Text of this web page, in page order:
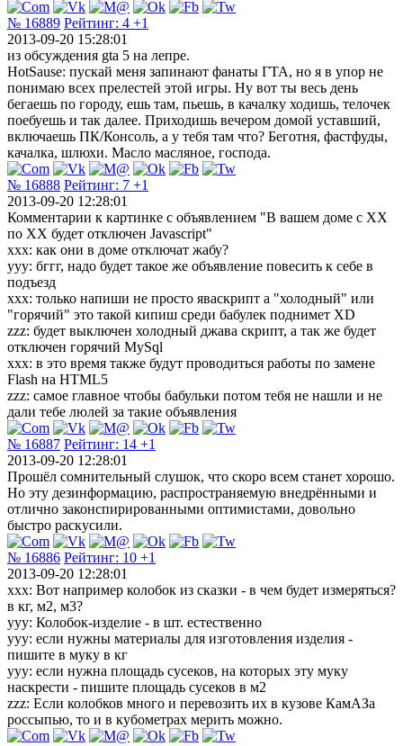
№ 16889 Рейтинг: 4 +1
2013-09-20 15:28:01
из обсуждения gta 5 на лепре.
HotSause: пускай меня запинают фанаты ГТА, но я в упор не
понимаю всех прелестей этой игры. Ну вот ты весь день
бегаешь по городу, ешь там, пьешь, в качалку ходишь, телочек
поебуешь и так далее. Приходишь вечером домой уставший,
включаешь ПК/Консоль, а у тебя там что? Беготня, фастфуды,
качалка, шлюхи. Масло масляное, господа.
№ 16888 Рейтинг: 7 +1
2013-09-20 12:28:01
Комментарии к картинке с объявлением "В вашем доме с ХХ
по ХХ будет отключен Javascript"
xxx: как они в доме отключат жабу?
yyy: бггг, надо будет такое же объявление повесить к себе в
подъезд
xxx: только напиши не просто яваскрипт а "холодный" или
"горячий" это такой кипиш среди бабулек поднимет XD
zzz: будет выключен холодный джава скрипт, а так же будет
отключен горячий MySql
xxx: в это время также будут проводиться работы по замене
Flash на HTML5
zzz: самое главное чтобы бабульки потом тебя не нашли и не
дали тебе люлей за такие объявления
№ 16887 Рейтинг: 14 +1
2013-09-20 12:28:01
Прошёл сомнительный слушок, что скоро всем станет хорошо.
Но эту дезинформацию, распространяемую внедрёнными и
отлично законспирированными оптимистами, довольно
быстро раскусили.
№ 16886 Рейтинг: 10 +1
2013-09-20 12:28:01
xxx: Вот например колобок из сказки - в чем будет измеряться?
в кг, м2, м3?
yyy: Колобок-изделие - в шт. естественно
yyy: если нужны материалы для изготовления изделия -
пишите в муку в кг
yyy: если нужна площадь сусеков, на которых эту муку
наскрести - пишите площадь сусеков в м2
zzz: Если колобков много и перевозить их в кузове КамАЗа
россыпью, то и в кубометрах мерить можно.